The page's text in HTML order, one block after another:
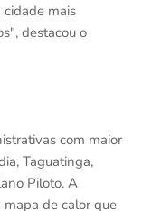
cidade mais
destacou o
com maior
Taguatinga,
Piloto. A
mapa de calor que